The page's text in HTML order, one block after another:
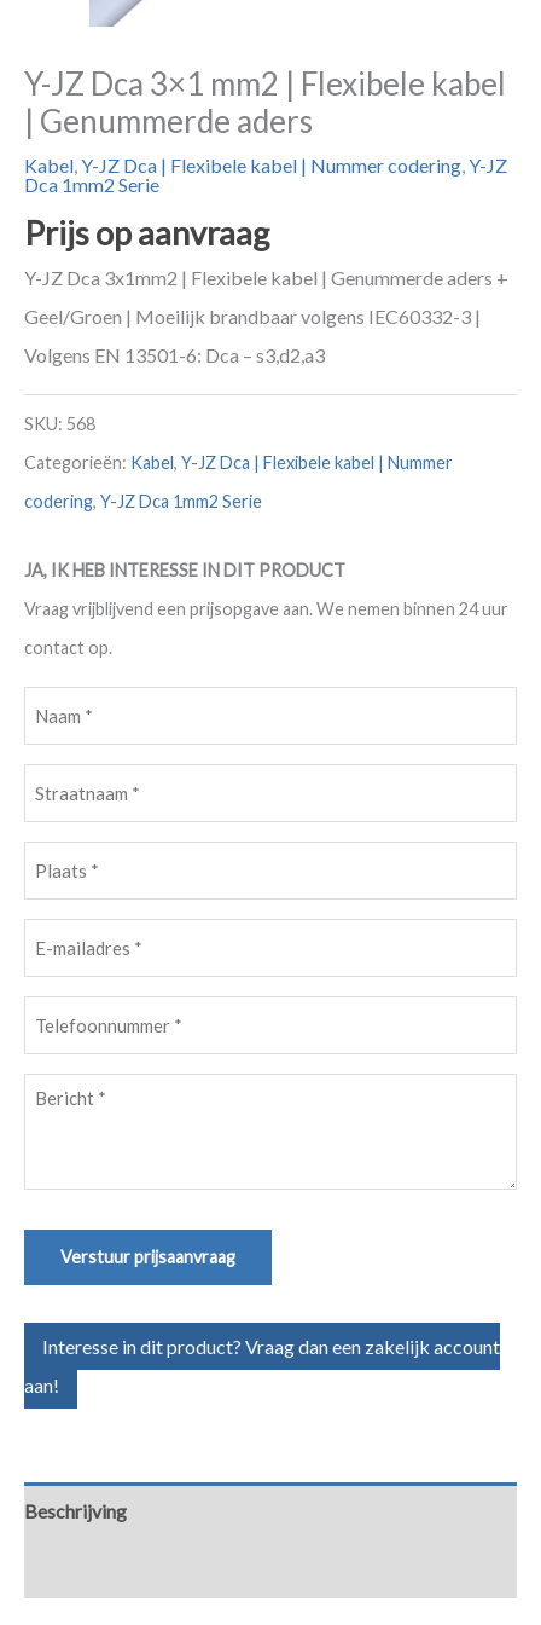
Y-JZ Dca 3×1 mm2 | Flexibele kabel
| Genummerde aders
Kabel,Y-JZ Dca | Flexibele kabel | Nummer codering,Y-JZ
Dca 1mm2 Serie
Prijs op aanvraag
Y-JZ Dca 3x1mm2 | Flexibele kabel | Genummerde aders +
Geel/Groen | Moeilijk brandbaar volgens IEC60332-3 |
Volgens EN 13501-6: Dca – s3,d2,a3
SKU: 568
Categorieën: Kabel, Y-JZ Dca | Flexibele kabel | Nummer
codering, Y-JZ Dca 1mm2 Serie
JA, IK HEB INTERESSE IN DIT PRODUCT
Vraag vrijblijvend een prijsopgave aan. We nemen binnen 24 uur
contact op.
(Vereist)
(Vereist)
(Vereist)
mailadres
(Vereist)
(Vereist)
Bericht
Verstuur prijsaanvraag
Interesse in dit product? Vraag dan een zakelijk account
aan!
Beschrijving